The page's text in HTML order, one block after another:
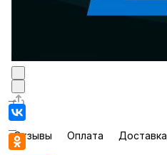
Отзывы Оплата Доставка